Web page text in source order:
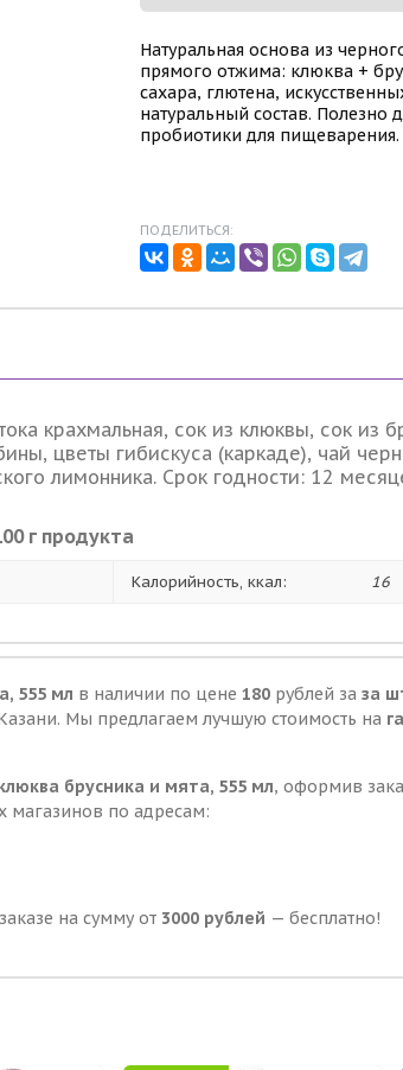
Натуральная основа из
прямого отжима: клюква +
сахара, глютена,
натуральный состав. Полезно
пробиотики для пищеварения.
ПОДЕЛИТЬСЯ:
крахмальная, сок из клюквы, сок из
цветы гибискуса (каркаде), чай
лимонника. Срок годности: 12
г продукта
Калорийность, ккал: 16
555 мл в наличии по цене 180 рублей за за
Мы предлагаем лучшую стоимость на
брусника и мята, 555 мл, оформив
магазинов по адресам:
на сумму от 3000 рублей — бесплатно!